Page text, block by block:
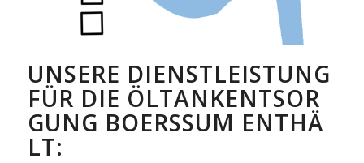
UNSERE DIENSTLEISTUNG
FÜR DIE ÖLTANKENTSOR
GUNG BOERSSUM ENTHÄL
T: